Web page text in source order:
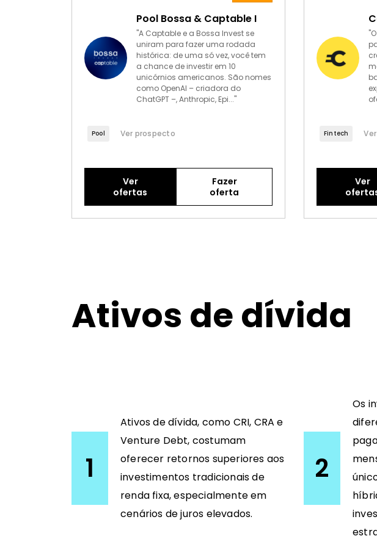
Pool Bossa & Captable I
"A Captable e a Bossa Invest se
uniram para fazer uma rodada
histórica: de uma só vez, você tem
a chance de investir em 10
unicórnios americanos. São nomes
como OpenAI – criadora do
ChatGPT –, Anthropic, Epi..."
Pool Ver prospecto
Ver
ofertas
Fazer
oferta
Fintech
Ver
Ativos de dívida
1
Ativos de dívida, como CRI, CRA e
Venture Debt, costumam
oferecer retornos superiores aos
investimentos tradicionais de
renda fixa, especialmente em
cenários de juros elevados.
2
Os